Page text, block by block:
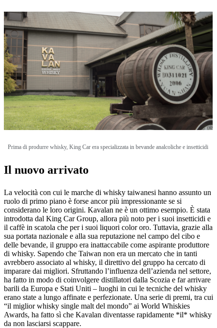
Prima di produrre whisky, King Car era specializzata in bevande analcoliche e insetticidi
Il nuovo arrivato
La velocità con cui le marche di whisky taiwanesi hanno assunto un
ruolo di primo piano è forse ancor più impressionante se si
considerano le loro origini. Kavalan ne è un ottimo esempio. È stata
introdotta dal King Car Group, allora più noto per i suoi insetticidi e
il caffè in scatola che per i suoi liquori color oro. Tuttavia, grazie alla
sua portata nazionale e alla sua reputazione nel campo del cibo e
delle bevande, il gruppo era inattaccabile come aspirante produttore
di whisky. Sapendo che Taiwan non era un mercato che in tanti
avrebbero associato al whisky, il direttivo del gruppo ha cercato di
imparare dai migliori. Sfruttando l’influenza dell’azienda nel settore,
ha fatto in modo di coinvolgere distillatori dalla Scozia e far arrivare
barili da Europa e Stati Uniti – luoghi in cui le tecniche del whisky
erano state a lungo affinate e perfezionate. Una serie di premi, tra cui
“il miglior whisky single malt del mondo” ai World Whiskies
Awards, ha fatto sì che Kavalan diventasse rapidamente *il* whisky
da non lasciarsi scappare.